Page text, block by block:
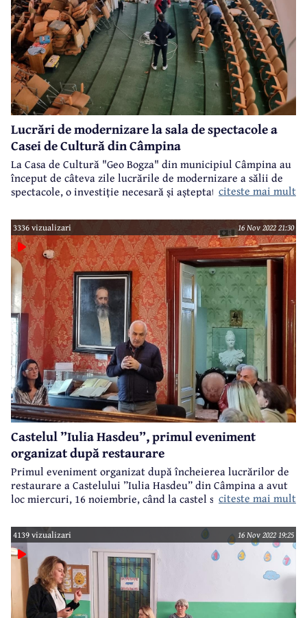
Lucrări de modernizare la sala de spectacole a
Casei de Cultură din Câmpina
La Casa de Cultură "Geo Bogza" din municipiul Câmpina au
început de câteva zile lucrările de modernizare a sălii de
spectacole, o investiție necesară și așteptată de multă
Antrepriză Construcții SRL București, care a câștigat
licitația organizată de Primărie cu prețul 1.419.709 lei fără
TVA. Banii sunt alocați de la bugetul local.
citeste mai mult
3336 vizualizari 16 Nov 2022 21:30
Castelul ”Iulia Hasdeu”, primul eveniment
organizat după restaurare
Primul eveniment organizat după încheierea lucrărilor de
restaurare a Castelului ”Iulia Hasdeu” din Câmpina a avut
loc miercuri, 16 noiembrie, când la castel s-a desfășurat un
nașterea Iuliei Hasdeu.
citeste mai mult
4139 vizualizari 16 Nov 2022 19:25